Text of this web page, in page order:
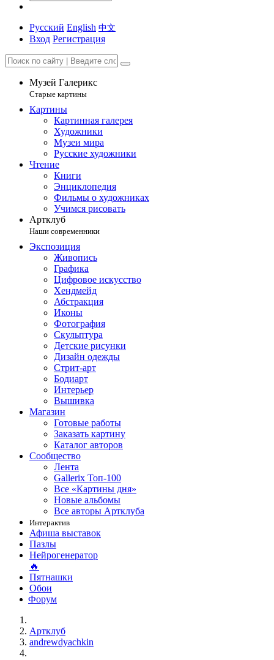
Русский English 中文
Вход Регистрация
Музей Галерикс
Старые картины
Картины
Картинная галерея
Художники
Музеи мира
Русские художники
Чтение
Книги
Энциклопедия
Фильмы о художниках
Учимся рисовать
Артклуб
Наши современники
Экспозиция
Живопись
Графика
Цифровое искусство
Хендмейд
Абстракция
Иконы
Фотография
Скульптура
Детские рисунки
Дизайн одежды
Стрит-арт
Бодиарт
Интерьер
Вышивка
Магазин
Готовые работы
Заказать картину
Каталог авторов
Сообщество
Лента
Gallerix Топ-100
Все «Картины дня»
Новые альбомы
Все авторы Артклуба
Интерактив
Афиша выставок
Пазлы
Нейрогенератор
🔥
Пятнашки
Обои
Форум
Артклуб
andrewdyachkin